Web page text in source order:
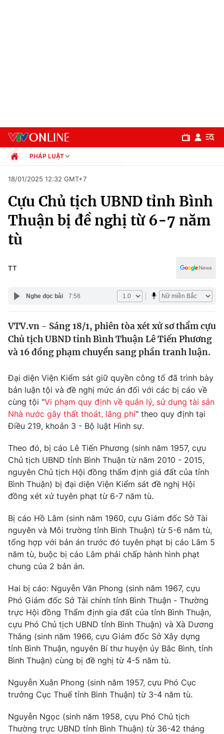
Chuyên mục
Chính trị
Thế giới
Thế giới đó đây
Câu chuyện quốc tế
Kinh tế
Tài chính
Thị trường
Góc doanh nghiệp
Dữ liệu và đời sống
Truyền hình
Phim VTV
Hậu trường
Nhân vật
Giải sao mai
Giải trí
Điện ảnh
Âm nhạc
Sao
Đời sống
Làm đẹp
Chất lượng cuộc sống
Giáo dục
Tuyển sinh
Học trực tuyến
Công nghệ
Hitech Công nghệ tương lai
Sản phẩm
Thị trường
Tư vấn
Lịch phát sóng
Chuyên mục khác
Emagazine Podcast
Photo Infographic
Video Shorts video
PHÁP LUẬT
Xã hội
Pháp luật
Thể thao
Giáo dục
18/01/2025 12:32 GMT+7
Cựu Chủ tịch UBND tỉnh Bình
Thuận bị đề nghị từ 6-7 năm
tù
TT
Nghe đọc bài 7:58
VTV.vn - Sáng 18/1, phiên tòa xét xử sơ thẩm cựu
Chủ tịch UBND tỉnh Bình Thuận Lê Tiến Phương
và 16 đồng phạm chuyển sang phần tranh luận.
Đại diện Viện Kiểm sát giữ quyền công tố đã trình bày
bản luận tội và đề nghị mức án đối với các bị cáo về
cùng tội "Vi phạm quy định về quản lý, sử dụng tài sản
Nhà nước gây thất thoát, lãng phí" theo quy định tại
Điều 219, khoản 3 - Bộ luật Hình sự.
Theo đó, bị cáo Lê Tiến Phương (sinh năm 1957, cựu
Chủ tịch UBND tỉnh Bình Thuận từ năm 2010 - 2015,
nguyên Chủ tịch Hội đồng thẩm định giá đất của tỉnh
Bình Thuận) bị đại diện Viện Kiểm sát đề nghị Hội
đồng xét xử tuyên phạt từ 6-7 năm tù.
Bị cáo Hồ Lâm (sinh năm 1960, cựu Giám đốc Sở Tài
nguyên và Môi trường tỉnh Bình Thuận) từ 5-6 năm tù,
tổng hợp với bản án trước đó tuyên phạt bị cáo Lâm 5
năm tù, buộc bị cáo Lâm phải chấp hành hình phạt
chung của 2 bản án.
Hai bị cáo: Nguyễn Văn Phong (sinh năm 1967, cựu
Phó Giám đốc Sở Tài chính tỉnh Bình Thuận - Thường
trực Hội đồng Thẩm định gia đất của tỉnh Bình Thuận,
cựu Phó Chủ tịch UBND tỉnh Bình Thuận) và Xà Dương
Thắng (sinh năm 1966, cựu Giám đốc Sở Xây dựng
tỉnh Bình Thuận, nguyên Bí thư huyện ủy Bắc Bình, tỉnh
Bình Thuận) cùng bị đề nghị từ 4-5 năm tù.
Nguyễn Xuân Phong (sinh năm 1957, cựu Phó Cục
trưởng Cục Thuế tỉnh Bình Thuận) từ 3-4 năm tù.
Nguyễn Ngọc (sinh năm 1958, cựu Phó Chủ tịch
Thường trực UBND tỉnh Bình Thuận) từ 36-42 tháng